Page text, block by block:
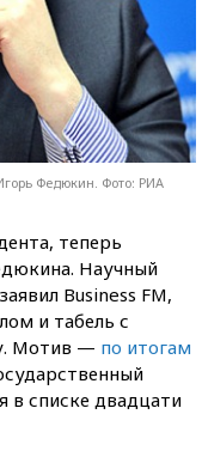
Федюкин. Фото: РИА
теперь
Научный
Business FM,
и табель с
Мотив — по итогам
в списке двадцати